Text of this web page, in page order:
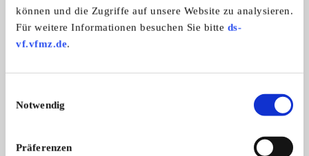
können und die Zugriffe auf unsere Website zu analysieren.
Für weitere Informationen besuchen Sie bitte ds-
vf.vfmz.de.
Notwendig
Präferenzen
Unterstützung beim Transport. Wir liefern Ihnen Ihr Auto
mit Tüv, H-Kennzeichen und Fahrzeugbrief, gegen
können Sie das Fahrzeug bei unsere
ALLE ANZEIGEN